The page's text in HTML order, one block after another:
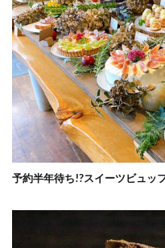
予約半年待ち!?スイーツビュ